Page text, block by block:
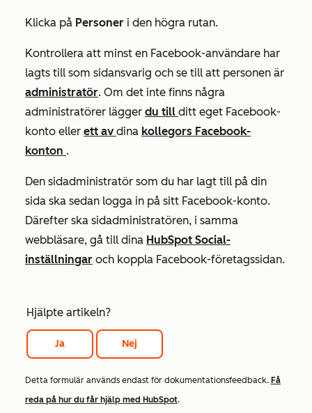
Klicka på Personer i den högra rutan.
Kontrollera att minst en Facebook-användare har
lagts till som sidansvarig och se till att personen är
administratör. Om det inte finns några
administratörer lägger du till ditt eget Facebook-
konto eller ett avdina kollegors Facebook-
konton .
Den sidadministratör som du har lagt till på din
sida ska sedan logga in på sitt Facebook-konto.
Därefter ska sidadministratören, i samma
webbläsare, gå till dina HubSpot Social-
inställningar och koppla Facebook-företagssidan.
Hjälpte artikeln?
Ja Nej
Detta formulär används endast för dokumentationsfeedback. Få
reda på hur du får hjälp med HubSpot.